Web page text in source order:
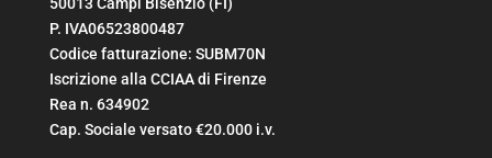
P. IVA06523800487
Codice fatturazione: SUBM70N
Iscrizione alla CCIAA di Firenze
Rea n. 634902
Cap. Sociale versato €20.000 i.v.